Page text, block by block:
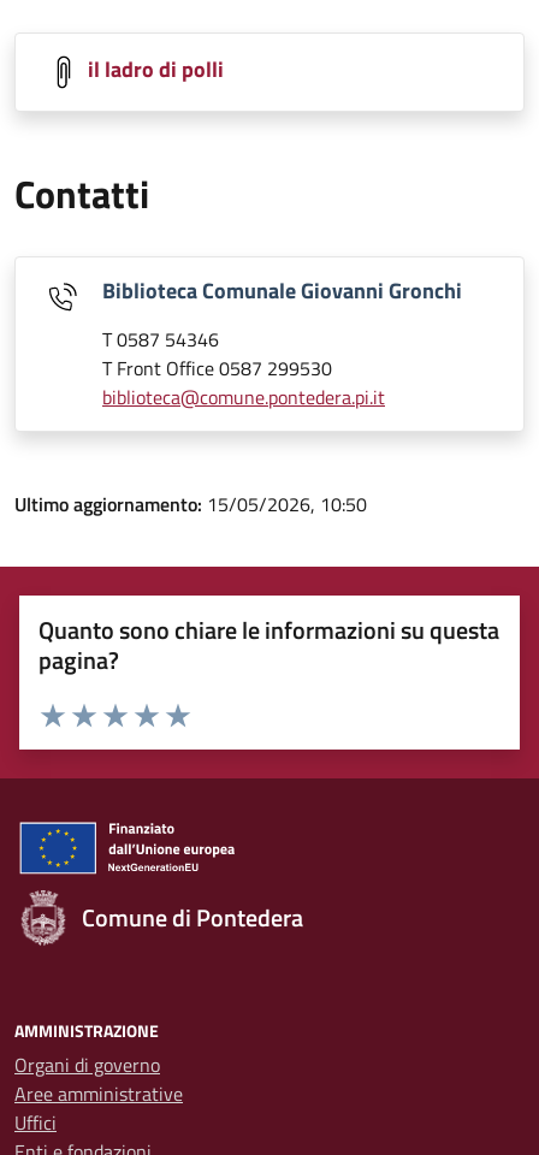
il ladro di polli
Contatti
Biblioteca Comunale Giovanni Gronchi
T 0587 54346
T Front Office 0587 299530
biblioteca@comune.pontedera.pi.it
Ultimo aggiornamento: 15/05/2026, 10:50
Quanto sono chiare le informazioni su questa
pagina?
Rating:
Valuta 5 stelle su 5
Valuta 4 stelle su 5
Valuta 3 stelle su 5
Valuta 2 stelle su 5
Valuta 1 stelle su 5
Comune di Pontedera
AMMINISTRAZIONE
Organi di governo
Aree amministrative
Uffici